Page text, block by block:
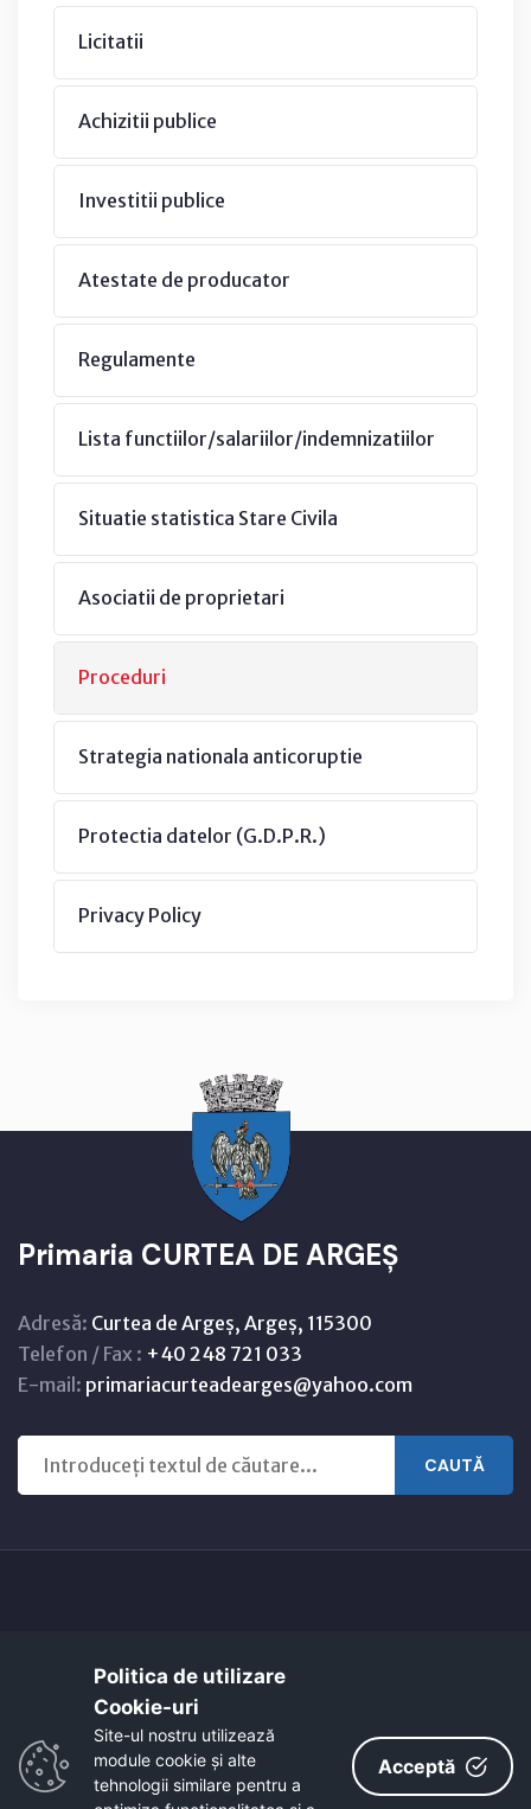
Licitatii
Achizitii publice
Investitii publice
Atestate de producator
Regulamente
Lista functiilor/salariilor/indemnizatiilor
Situatie statistica Stare Civila
Asociatii de proprietari
Proceduri
Strategia nationala anticoruptie
Protectia datelor (G.D.P.R.)
Privacy Policy
Primaria CURTEA DE ARGEȘ
Adresă: Curtea de Argeș, Argeș, 115300
Telefon / Fax : +40 248 721 033
E-mail: primariacurteadearges@yahoo.com
CAUTĂ
Harta orasului
Link-uri utile
EcoActive: Citizens for a Sustainable Europe
EcoActive: Citizens for a Sustainable Europe - Santiago
Politica de utilizare
Cookie-uri‎
Site-ul nostru utilizează
module cookie și alte
tehnologii similare pentru a
Acceptă